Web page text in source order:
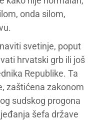
onda silom,
svetinje, poput
hrvatski grb ili još
Republike. Ta
zaštićena zakonom
sudskog progona
šefa države